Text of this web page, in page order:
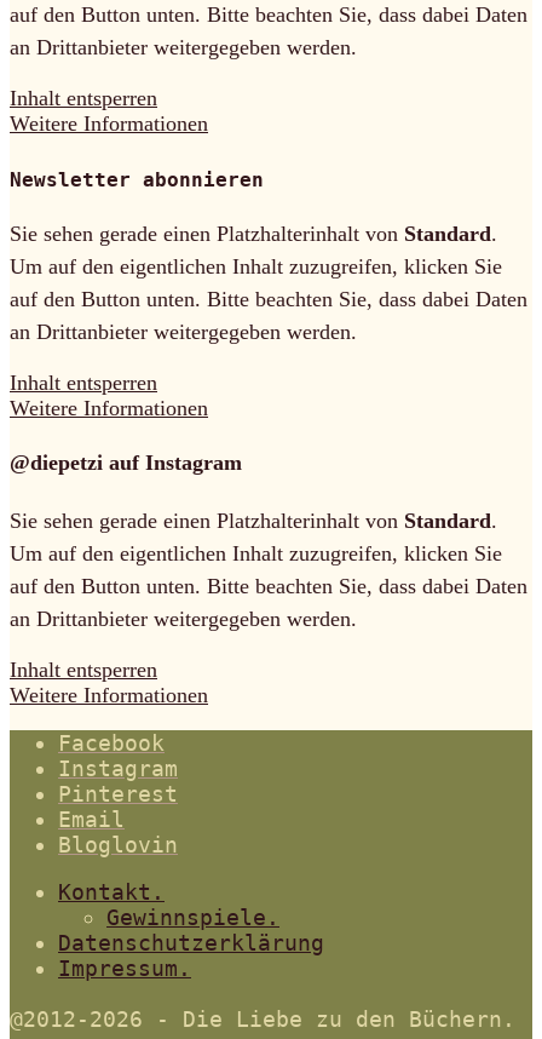
auf den Button unten. Bitte beachten Sie, dass dabei Daten
an Drittanbieter weitergegeben werden.
Inhalt entsperren
Weitere Informationen
Newsletter abonnieren
Sie sehen gerade einen Platzhalterinhalt von Standard.
Um auf den eigentlichen Inhalt zuzugreifen, klicken Sie
auf den Button unten. Bitte beachten Sie, dass dabei Daten
an Drittanbieter weitergegeben werden.
Inhalt entsperren
Weitere Informationen
@diepetzi auf Instagram
Sie sehen gerade einen Platzhalterinhalt von Standard.
Um auf den eigentlichen Inhalt zuzugreifen, klicken Sie
auf den Button unten. Bitte beachten Sie, dass dabei Daten
an Drittanbieter weitergegeben werden.
Inhalt entsperren
Weitere Informationen
Facebook
Instagram
Pinterest
Email
Bloglovin
Kontakt.
Gewinnspiele.
Datenschutzerklärung
Impressum.
@2012-2026 - Die Liebe zu den Büchern.